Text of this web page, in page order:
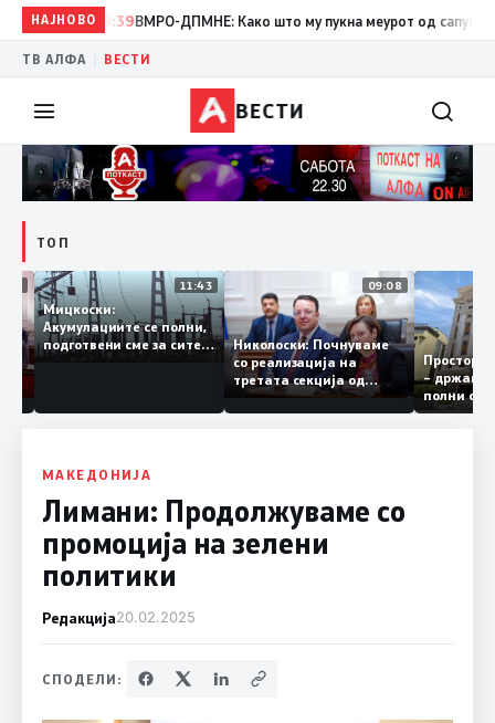
НАЈНОВО
19:39 ВМРО-ДПМНЕ: Како што му пукна меурот од сапуница
ТВ АЛФА ВЕСТИ
ВЕСТИ
ТОП
12:03
за
11:43
Мицкоски:
Акумулациите се полни,
подготвени сме за сите
ризици, не размислување
09:08
Николоски: Почнуваме
со реализација на
третата секција од
железничкиот Коридор
8, Македонија станува
–
полни
МАКЕДОНИЈА
Лимани: Продолжуваме со
промоција на зелени
политики
Редакција20.02.2025
СПОДЕЛИ: